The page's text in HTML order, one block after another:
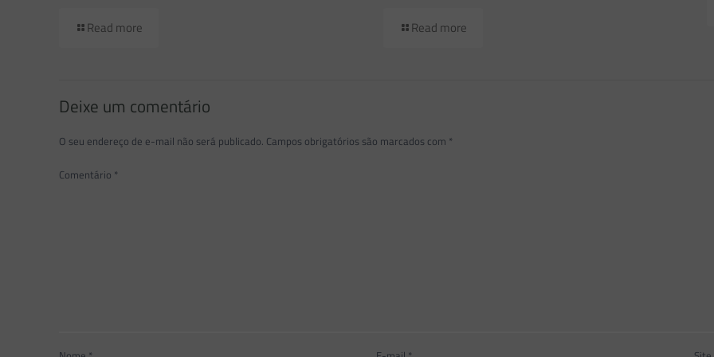
Read more Read more
Deixe um comentário
O seu endereço de e-mail não será publicado. Campos obrigatórios são marcados com *
Comentário *